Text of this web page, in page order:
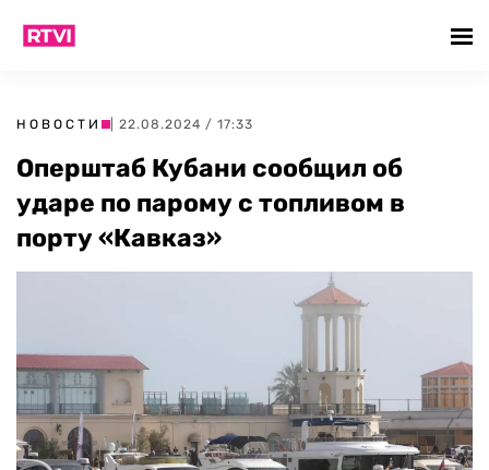
НОВОСТИ | 22.08.2024 / 17:33
Оперштаб Кубани сообщил об
ударе по парому с топливом в
порту «Кавказ»